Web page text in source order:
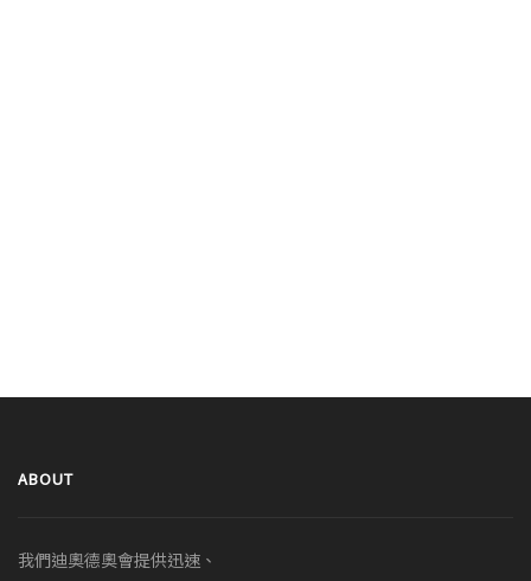
ABOUT
我們迪奧德奧會提供迅速、